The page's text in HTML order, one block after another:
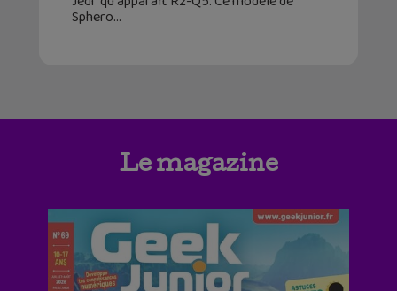
Sphero
Le magazine